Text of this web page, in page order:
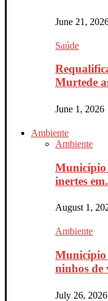
June 21,
Saúde
Murtede
June 1, 2026
Ambiente
Ambiente
Município
inertes
August 1,
Ambiente
Município
ninhos de
July 26, 2026